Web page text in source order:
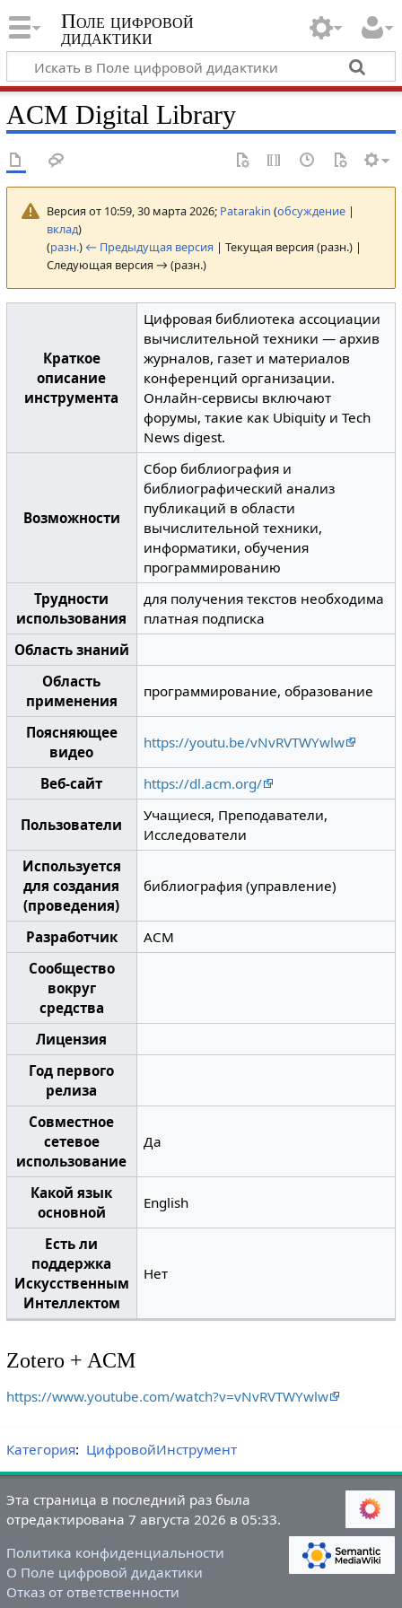
Поле цифровой
дидактики
ACM Digital Library
Версия от 10:59, 30 марта 2026; Patarakin (обсуждение|
вклад)
(разн.) ← Предыдущая версия | Текущая версия (разн.) |
Следующая версия → (разн.)
Краткое
описание
инструмента
Цифровая библиотека ассоциации
вычислительной техники — архив
журналов, газет и материалов
конференций организации.
Онлайн-сервисы включают
форумы, такие как Ubiquity и Tech
News digest.
Возможности
Сбор библиография и
библиографический анализ
публикаций в области
вычислительной техники,
информатики, обучения
программированию
Трудности
использования
для получения текстов необходима
платная подписка
Область знаний
Область
применения
программирование, образование
Поясняющее
видео
https://youtu.be/vNvRVTWYwlw
Веб-сайт https://dl.acm.org/
Пользователи
Учащиеся, Преподаватели,
Исследователи
Используется
для создания
(проведения)
библиография (управление)
Разработчик
ACM
Сообщество
вокруг
средства
Лицензия
Год первого
релиза
Совместное
сетевое
использование
Да
Какой язык
основной
English
Есть ли
поддержка
Искусственным
Интеллектом
Нет
Zotero + ACM
https://www.youtube.com/watch?v=vNvRVTWYwlw
Категория: ЦифровойИнструмент
Эта страница в последний раз была
отредактирована 7 августа 2026 в 05:33.
Политика конфиденциальности
О Поле цифровой дидактики
Отказ от ответственности